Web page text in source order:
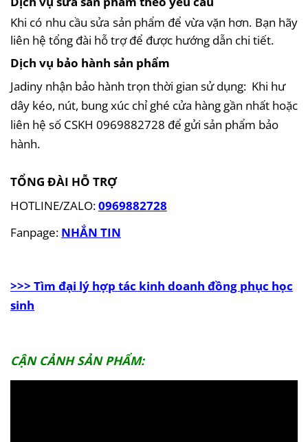
Khi có nhu cầu sửa sản phẩm để vừa vặn hơn. Bạn hãy
liên hệ tổng đài hỗ trợ để được hướng dẫn chi tiết.
Dịch vụ bảo hành sản phẩm
Jadiny nhận bảo hành trọn thời gian sử dụng: Khi hư
dây kéo, nút, bung xúc chỉ ghé cửa hàng gần nhất hoặc
liên hệ số CSKH 0969882728 để gửi sản phẩm bảo
hành.
TỔNG ĐÀI HỖ TRỢ
HOTLINE/ZALO:0969882728
Fanpage: NHẮN TIN
>>> Tìm đại lý hợp tác kinh doanh đồng phục học
sinh
CẬN CẢNH SẢN PHẨM: